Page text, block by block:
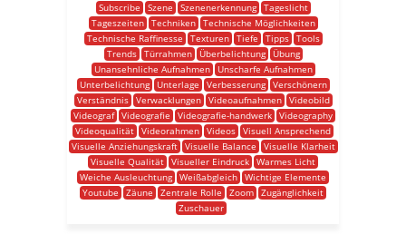
Subscribe
Szene Szenenerkennung
Tageslicht
Tageszeiten
Techniken
Technische Möglichkeiten
Technische Raffinesse
Texturen Tiefe Tipps
Tools
Trends
Türrahmen Überbelichtung
Übung
Unansehnliche Aufnahmen
Unscharfe Aufnahmen
Unterbelichtung
Unterlage Verbesserung
Verschönern
Verständnis
Verwacklungen Videoaufnahmen
Videobild
Videograf Videografie Videografie-handwerk Videography
Videoqualität Videorahmen Videos Visuell Ansprechend
Visuelle Anziehungskraft
Visuelle Balance
Visuelle Klarheit
Visuelle Qualität Visueller Eindruck Warmes Licht
Weiche Ausleuchtung Weißabgleich Wichtige Elemente
Youtube
Zäune Zentrale Rolle Zoom Zugänglichkeit
Zuschauer